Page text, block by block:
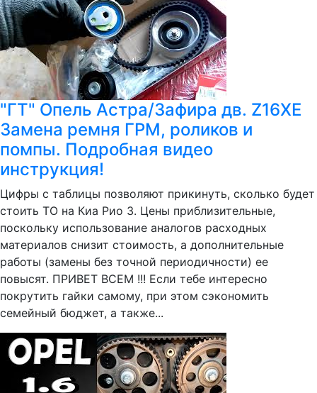
"ГТ" Опель Астра/Зафира дв. Z16XE
Замена ремня ГРМ, роликов и
помпы. Подробная видео
инструкция!
Цифры с таблицы позволяют прикинуть, сколько будет
стоить ТО на Киа Рио 3. Цены приблизительные,
поскольку использование аналогов расходных
материалов снизит стоимость, а дополнительные
работы (замены без точной периодичности) ее
повысят. ПРИВЕТ ВСЕМ !!! Если тебе интересно
покрутить гайки самому, при этом сэкономить
семейный бюджет, а также...